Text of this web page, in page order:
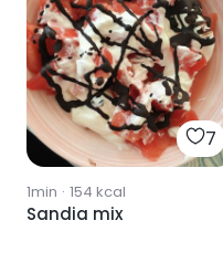
7
1min · 154 kcal
Sandia mix